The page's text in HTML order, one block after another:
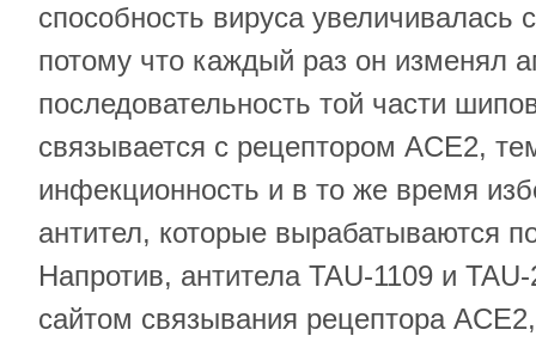
способность вируса
потому что каждый раз он изменял
последовательность той части
связывается с рецептором ACE2,
инфекционность и в то же время
антител, которые вырабатываются
Напротив, антитела TAU-1109 и
сайтом связывания рецептора